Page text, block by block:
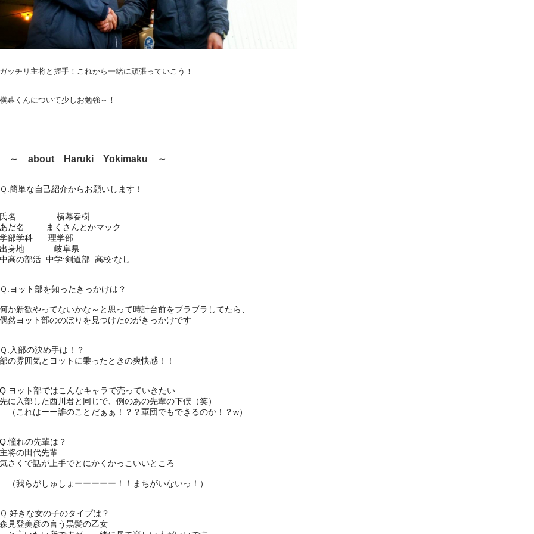
ガッチリ主将と握手！これから一緒に頑張っていこう！
横幕くんについて少しお勉強～！
～ about Haruki Yokimaku ～
Ｑ.簡単な自己紹介からお願いします！
氏名 横幕春樹
あだ名 まくさんとかマック
学部学科 理学部
出身地 岐阜県
中高の部活 中学:剣道部 高校:なし
Ｑ.ヨット部を知ったきっかけは？
何か新歓やってないかな～と思って時計台前をブラブラしてたら、
偶然ヨット部ののぼりを見つけたのがきっかけです
Ｑ.入部の決め手は！？
部の雰囲気とヨットに乗ったときの爽快感！！
Q.ヨット部ではこんなキャラで売っていきたい
先に入部した西川君と同じで、例のあの先輩の下僕（笑）
（これはーー誰のことだぁぁ！？？軍団でもできるのか！？w）
Q.憧れの先輩は？
主将の田代先輩
気さくで話が上手でとにかくかっこいいところ
（我らがしゅしょーーーーー！！まちがいないっ！）
Ｑ.好きな女の子のタイプは？
森見登美彦の言う黒髪の乙女